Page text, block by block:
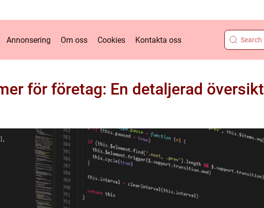
Annonsering Om oss Cookies Kontakta oss
för företag: En detaljerad översikt